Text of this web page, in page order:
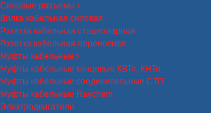
Силовые разъемы
Вилка кабельная силовая
Розетка кабельная стационарная
Розетка кабельная переносная
Муфты кабельные
Муфты кабельные концевые КВТп, КНТп
Муфты кабельные соединительные СТП
Муфты кабельные Raychem
Электродвигатели